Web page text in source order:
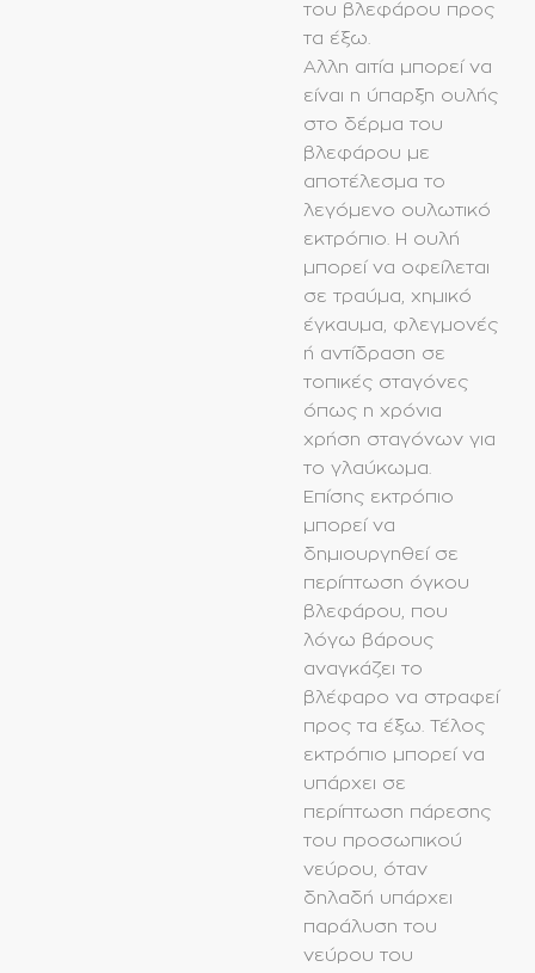
του βλεφάρου προς
τα έξω.
Aλλη αιτία μπορεί να
είναι η ύπαρξη ουλής
στο δέρμα του
βλεφάρου με
αποτέλεσμα το
λεγόμενο ουλωτικό
εκτρόπιο. Η ουλή
μπορεί να οφείλεται
σε τραύμα, χημικό
έγκαυμα, φλεγμονές
ή αντίδραση σε
τοπικές σταγόνες
όπως η χρόνια
χρήση σταγόνων για
το γλαύκωμα.
Eπίσης εκτρόπιο
μπορεί να
δημιουργηθεί σε
περίπτωση όγκου
βλεφάρου, που
λόγω βάρους
αναγκάζει το
βλέφαρο να στραφεί
προς τα έξω. Τέλος
εκτρόπιο μπορεί να
υπάρχει σε
περίπτωση πάρεσης
του προσωπικού
νεύρου, όταν
δηλαδή υπάρχει
παράλυση του
νεύρου του